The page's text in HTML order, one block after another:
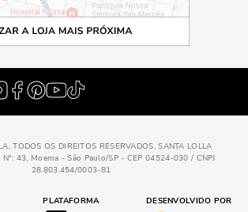
TODOS OS DIREITOS RESERVADOS, SANTA LOLLA
43, Moema - São Paulo/SP - CEP 04524-030 / CNPJ
28.803.454/0003-81
PLATAFORMA DESENVOLVIDO POR